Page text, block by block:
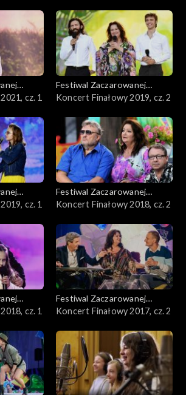
cz. 1
Festiwal Zaczarowanej
Piosenki
Koncert Finałowy 2019, cz. 2
cz. 1
Festiwal Zaczarowanej
Piosenki
Koncert Finałowy 2018, cz. 2
cz. 1
Festiwal Zaczarowanej
Piosenki
Koncert Finałowy 2017, cz. 2